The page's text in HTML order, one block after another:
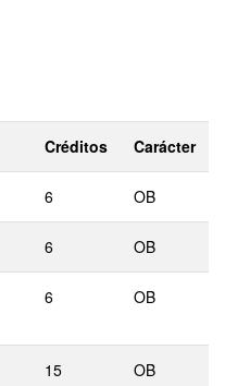
Créditos Carácter
6 OB
6 OB
6 OB
15 OB